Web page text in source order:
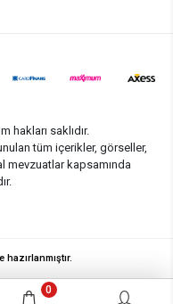
hakları saklıdır.
tüm içerikler, görseller,
mevzuatlar kapsamında
0